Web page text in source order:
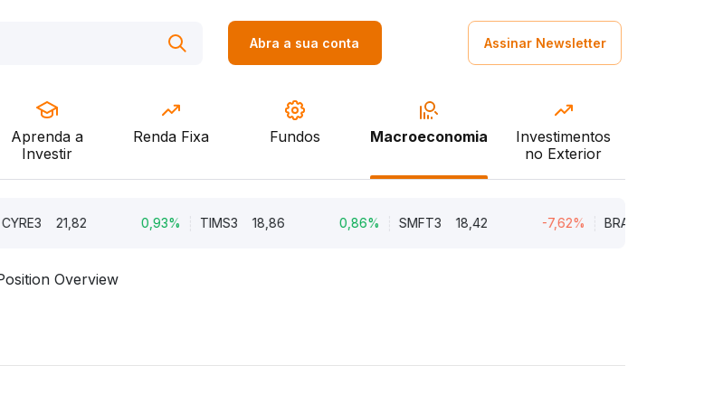
Abra a sua conta Assinar Newsletter
Aprenda a
Investir
Renda Fixa Fundos Macroeconomia
Investimentos
no Exterior
21,82 TIMS3 18,86 SMFT3 18,42 BRAV3 18,45
Overview